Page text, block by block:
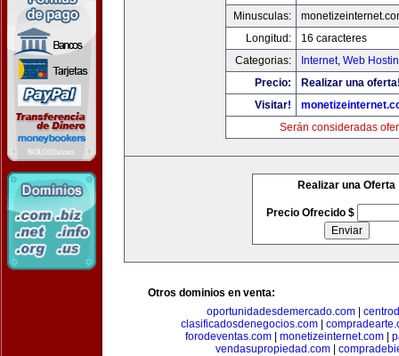
Minusculas:
Longitud:
16 caracteres
Categorias:
Internet, Web
Precio:
Realizar una
Visitar!
Serán consideradas
Realizar una Oferta
Precio Ofrecido $
Otros dominios en venta:
oportunidadesdemercado.com
clasificadosdenegocios.com|
forodeventas.com| monetizeinternet.com|
vendasupropiedad.com|